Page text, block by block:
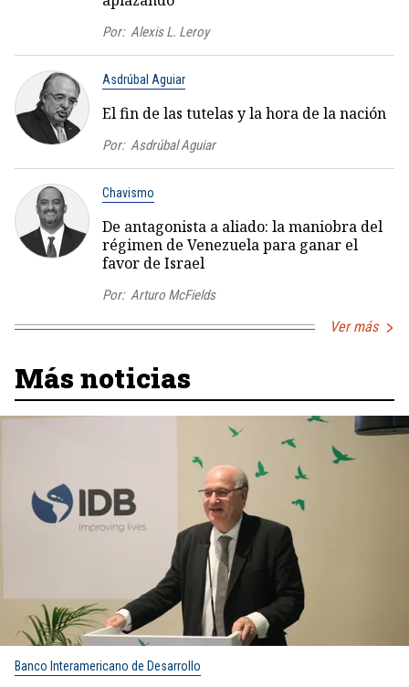
Por: Alexis L. Leroy
Asdrúbal Aguiar
El fin de las tutelas y la hora de la nación
Por: Asdrúbal Aguiar
Chavismo
De antagonista a aliado: la maniobra del
régimen de Venezuela para ganar el
favor de Israel
Por: Arturo McFields
Ver más
Más noticias
Banco Interamericano de Desarrollo